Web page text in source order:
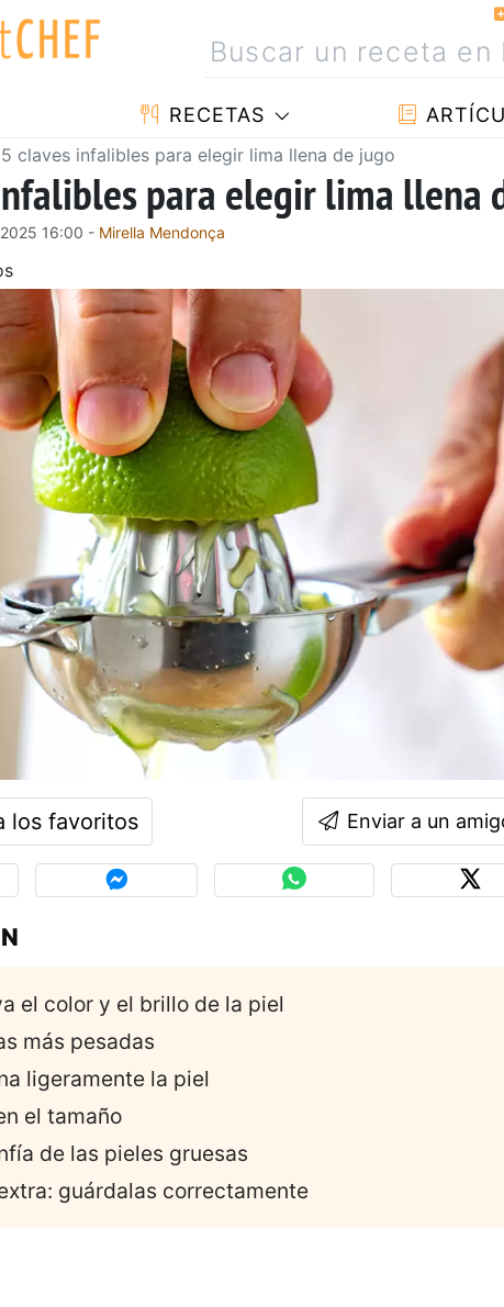
RECETAS
5 claves infalibles para elegir lima llena de jugo
para elegir lima llena
16:00 - Mirella Mendonça
los favoritos Enviar a un
el color y el brillo de la piel
más pesadas
ligeramente la piel
el tamaño
de las pieles gruesas
guárdalas correctamente